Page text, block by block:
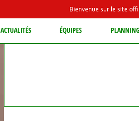
Bienvenue sur le site
ACTUALITÉS ÉQUIPES